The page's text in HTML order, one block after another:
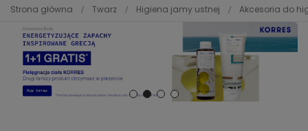
Strona główna Twarz Higiena jamy ustnej Akcesoria do